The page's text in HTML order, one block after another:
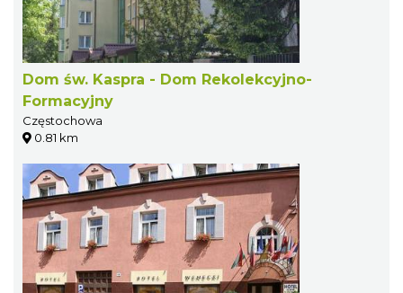
Dom św. Kaspra - Dom Rekolekcyjno-
Formacyjny
Częstochowa
0.81 km